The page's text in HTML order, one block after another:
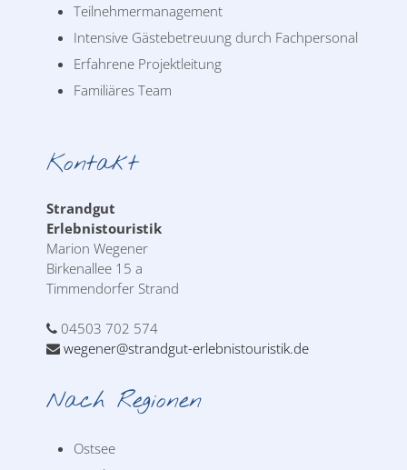
Teilnehmermanagement
Intensive Gästebetreuung durch Fachpersonal
Erfahrene Projektleitung
Familiäres Team
Kontakt
Strandgut
Erlebnistouristik
Marion Wegener
Birkenallee 15 a
Timmendorfer Strand
04503 702 574
wegener@strandgut-erlebnistouristik.de
Nach Regionen
Ostsee